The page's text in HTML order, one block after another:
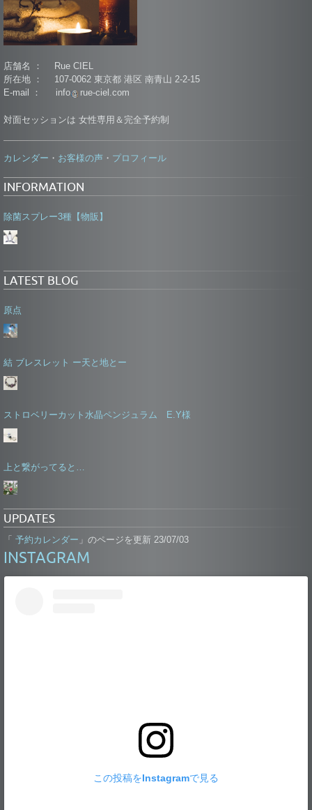
店舗名 ： Rue CIEL
所在地 ： 107-0062 東京都 港区 南青山 2-2-15
E-mail ： info
rue-ciel.com
対面セッションは 女性専用＆完全予約制
カレンダー ・ お客様の声 ・ プロフィール
INFORMATION
除菌スプレー3種【物販】
LATEST BLOG
原点
結 ブレスレット ー天と地とー
ストロベリーカット水晶ペンジュラム E.Y様
上と繋がってると…
UPDATES
「 予約カレンダー 」のページを更新 23/07/03
INSTAGRAM
この投稿をInstagramで見る